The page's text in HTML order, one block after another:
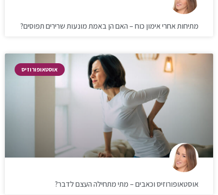
מתיחות אחרי אימון כוח – האם הן באמת מונעות שרירים תפוסים?
אוסטאופורוזיס
אוסטאופורוזיס וכאבים – מתי מתחילה העצם לדבר?